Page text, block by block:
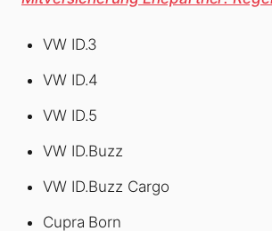
VW ID.3
VW ID.4
VW ID.5
VW ID.Buzz
VW ID.Buzz Cargo
Cupra Born